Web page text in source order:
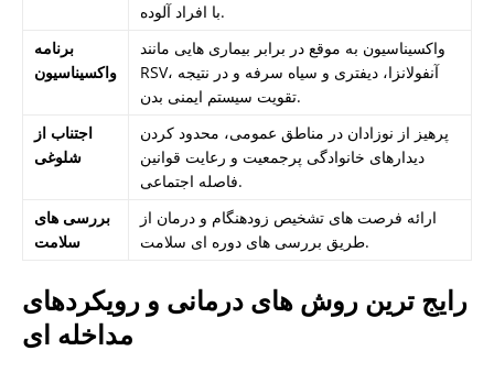
با افراد آلوده.
برنامه
واکسیناسیون
واکسیناسیون به موقع در برابر بیماری هایی مانند
RSV، آنفولانزا، دیفتری و سیاه سرفه و در نتیجه
تقویت سیستم ایمنی بدن.
اجتناب از
شلوغی
پرهیز از نوزادان در مناطق عمومی، محدود کردن
دیدارهای خانوادگی پرجمعیت و رعایت قوانین
فاصله اجتماعی.
بررسی های
سلامت
ارائه فرصت های تشخیص زودهنگام و درمان از
طریق بررسی های دوره ای سلامت.
رایج ترین روش های درمانی و رویکردهای
مداخله ای